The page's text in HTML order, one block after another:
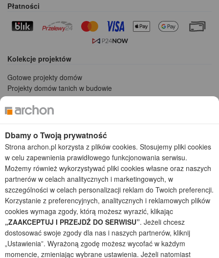
Płatności
Kolekcje projektów
Gotowe projekty domów
Projekty domów tanich w budowie
Projekty domów szeregowych
Projekty małych domów (do 150 m2)
Projekty domów bliźniaczych
Projekty domów nowoczesnych
Projekty domów parterowych
2026 © ARCHON+ Biuro Projektów - Tradycyjne i nowoczesne gotowe
projekty domów - autorska pracownia architektoniczna założona w 1990r.
przez arch. Barbarę Mendel
Z uwagi na ciągłe doskonalenie procesu powstawania projektów (zgodnie z
normą ISO 9001), prezentowane na stronie projekty domów mogą
nieznacznie różnić się od dokumentacji technicznej.
Informujemy, iż w celu optymalizacji treści dostępnych w naszym sklepie,
dostosowania ich do Państwa indywidualnych potrzeb korzystamy z
informacji zapisanych za pomocą plików cookies na urządzeniach
Dbamy o Twoją prywatność
Strona archon.pl korzysta z plików cookies. Stosujemy pliki cookies
w celu zapewnienia prawidłowego funkcjonowania serwisu.
Możemy również wykorzystywać pliki cookies własne oraz naszych
partnerów w celach analitycznych i marketingowych, w
szczególności w celach personalizacji reklam do Twoich preferencji.
Korzystanie z preferencyjnych, analitycznych i reklamowych plików
cookies wymaga zgody, którą możesz wyrazić, klikając
„ZAAKCEPTUJ I PRZEJDŹ DO SERWISU”. Jeżeli chcesz
dostosować swoje zgody dla nas i naszych partnerów, kliknij
„Ustawienia”. Wyrażoną zgodę możesz wycofać w każdym
momencie, zmieniając wybrane ustawienia. Jeżeli natomiast